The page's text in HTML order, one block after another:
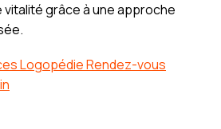
grâce à une approche
Logopédie Rendez-vous